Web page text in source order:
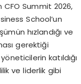
Summit 2026,
School’un
hızlandığı ve
gerektiği
katıldığı
ve liderlik gibi